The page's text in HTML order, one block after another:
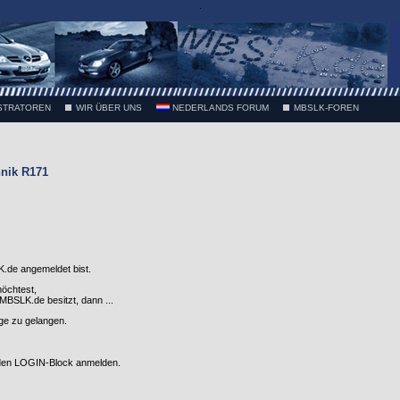
WIR ÜBER UNS NEDERLANDS FORUM MBSLK-FOREN
R171
angemeldet bist.
besitzt, dann ...
zu gelangen.
LOGIN-Block anmelden.